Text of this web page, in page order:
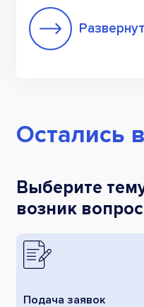
Остались
Выберите
возник вопрос
Подача заявок